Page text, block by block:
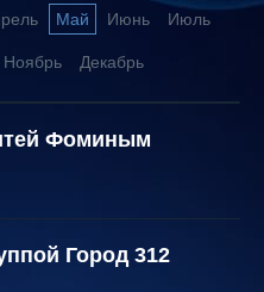
Май Июнь Июль
Ноябрь Декабрь
Фоминым
Город 312